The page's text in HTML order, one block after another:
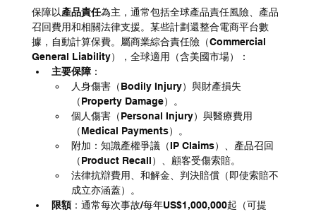
保障以產品責任為主，通常包括全球產品責任風險、產品
召回費用和相關法律支援。某些計劃還整合電商平台數
據，自動計算保費。屬商業綜合責任險（Commercial
General Liability），全球適用（含美國市場）：
主要保障：
人身傷害（Bodily Injury）與財產損失
（Property Damage）。
個人傷害（Personal Injury）與醫療費用
（Medical Payments）。
附加：知識產權爭議（IP Claims）、產品召回
（Product Recall）、顧客受傷索賠。
法律抗辯費用、和解金、判決賠償（即使索賠不
成立亦涵蓋）。
限額：通常每次事故/每年US$1,000,000起（可提